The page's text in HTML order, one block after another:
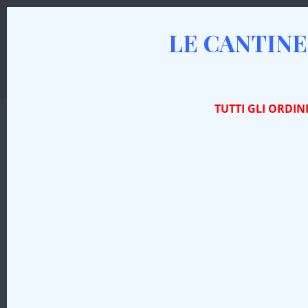
I VINI PRODOTTI TIPICI
LE
TUTTI GLI